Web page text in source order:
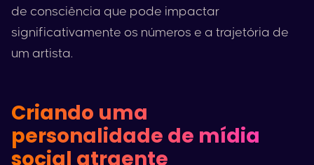
de consciência que pode impactar
significativamente os números e a trajetória de
um artista.
Criando uma
personalidade de mídia
social atraente